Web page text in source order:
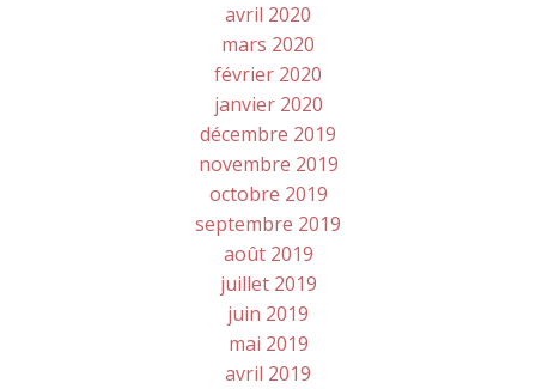
avril 2020
mars 2020
février 2020
janvier 2020
décembre 2019
novembre 2019
octobre 2019
septembre 2019
août 2019
juillet 2019
juin 2019
mai 2019
avril 2019